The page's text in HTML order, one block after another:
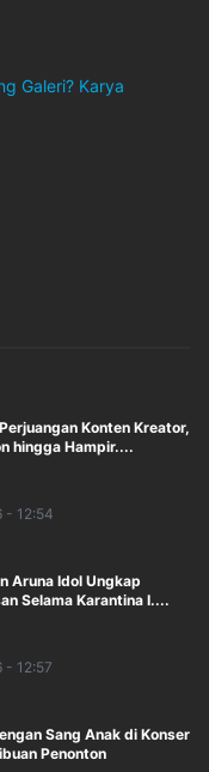
Galeri? Karya
Konten Kreator,
hingga Hampir....
- 12:54
Aruna Idol Ungkap
Selama Karantina I....
- 12:57
Sang Anak di Konser
Penonton